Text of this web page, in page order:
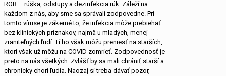
ROR – rúška, odstupy a dezinfekcia rúk. Záleží na
každom z nás, aby sme sa správali zodpovedne. Pri
tomto víruse je zákerné to, že infekcia môže prebiehať
bez klinických príznakov, najmä u mladých, menej
zraniteľných ľudí. Tí ho však môžu preniesť na starších,
ktorí však už môžu na COVID zomrieť. Zodpovednosť je
preto na nás všetkých. Zvlášť by sa mali chrániť starší a
chronicky chorí ľudia. Naozaj si treba dávať pozor,